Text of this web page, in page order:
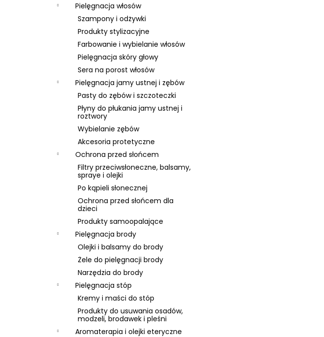
Pielęgnacja włosów
Szampony i odżywki
Produkty stylizacyjne
Farbowanie i wybielanie włosów
Pielęgnacja skóry głowy
Sera na porost włosów
Pielęgnacja jamy ustnej i zębów
Pasty do zębów i szczoteczki
Płyny do płukania jamy ustnej i
roztwory
Wybielanie zębów
Akcesoria protetyczne
Ochrona przed słońcem
Filtry przeciwsłoneczne, balsamy,
spraye i olejki
Po kąpieli słonecznej
Ochrona przed słońcem dla
dzieci
Produkty samoopalające
Pielęgnacja brody
Olejki i balsamy do brody
Żele do pielęgnacji brody
Narzędzia do brody
Pielęgnacja stóp
Kremy i maści do stóp
Produkty do usuwania osadów,
modzeli, brodawek i pleśni
Aromaterapia i olejki eteryczne